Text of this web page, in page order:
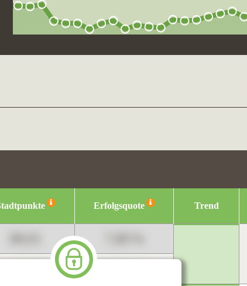
Erfolgsquote Trend